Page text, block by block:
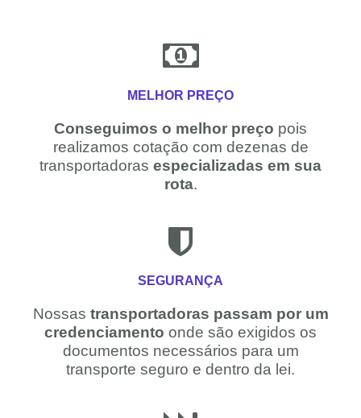
MELHOR PREÇO
Conseguimos o melhor preço pois
realizamos cotação com dezenas de
transportadoras especializadas em sua
rota.
SEGURANÇA
Nossas transportadoras passam por um
credenciamento onde são exigidos os
documentos necessários para um
transporte seguro e dentro da lei.